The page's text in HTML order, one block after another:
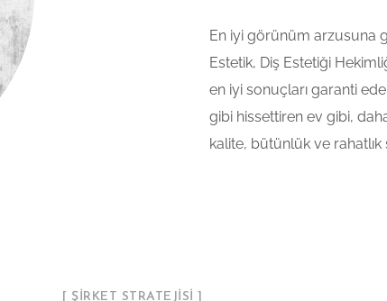
En iyi görünüm arzusuna
Estetik, Diş Estetiği
en iyi sonuçları garanti
gibi hissettiren ev gibi,
kalite, bütünlük ve rahatlık
[ ŞIRKET STRATEJISI ]